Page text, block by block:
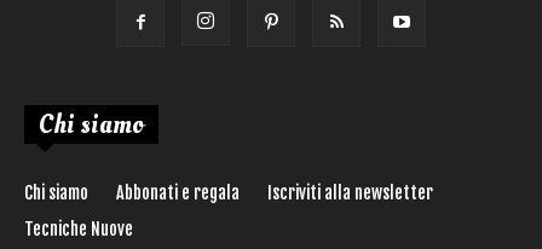
Chi siamo
Chi siamo Abbonati e regala
Iscriviti alla newsletter
Tecniche Nuove